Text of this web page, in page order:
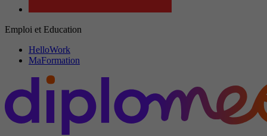
Emploi et Education
HelloWork
MaFormation